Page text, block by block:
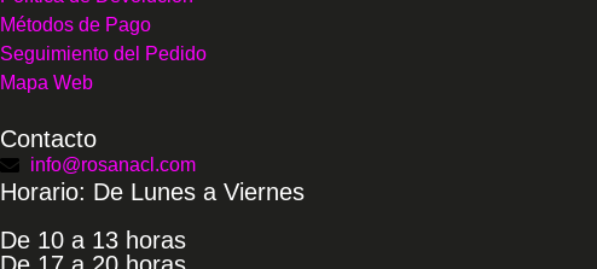
Métodos de Pago
Seguimiento del Pedido
Mapa Web
Contacto
info@rosanacl.com
Horario: De Lunes a Viernes
De 10 a 13 horas